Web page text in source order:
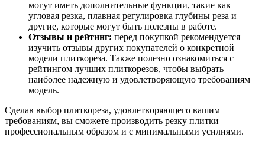
могут иметь дополнительные функции, такие как
угловая резка, плавная регулировка глубины реза и
другие, которые могут быть полезны в работе.
Отзывы и рейтинг: перед покупкой рекомендуется
изучить отзывы других покупателей о конкретной
модели плиткореза. Также полезно ознакомиться с
рейтингом лучших плиткорезов, чтобы выбрать
наиболее надежную и удовлетворяющую требованиям
модель.
Сделав выбор плиткореза, удовлетворяющего вашим
требованиям, вы сможете производить резку плитки
профессиональным образом и с минимальными усилиями.